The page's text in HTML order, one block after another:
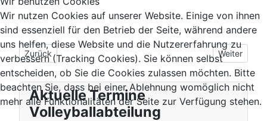
Vorheriger Beitrag: SSG Langen Volleyballer Meister 3. Liga
Zurück Nächster
Weiter
Aktuelle Termine
Volleyballabteilung
Wir nutzen Cookies auf unserer Website. Einige von ihnen
sind essenziell für den Betrieb der Seite, während andere
uns helfen, diese Website und die Nutzererfahrung zu
verbessern (Tracking Cookies). Sie können selbst
entscheiden, ob Sie die Cookies zulassen möchten. Bitte
beachten Sie, dass bei einer Ablehnung womöglich nicht
mehr alle Funktionalitäten der Seite zur Verfügung stehen.